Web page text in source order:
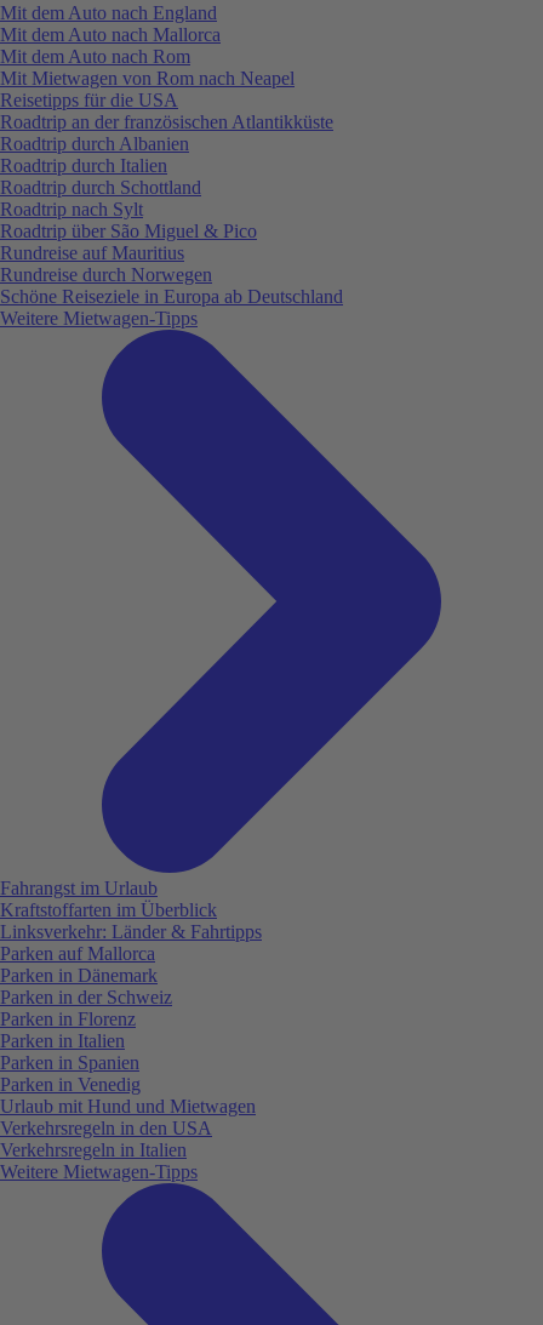
Mit dem Auto nach England
Mit dem Auto nach Mallorca
Mit dem Auto nach Rom
Mit Mietwagen von Rom nach Neapel
Reisetipps für die USA
Roadtrip an der französischen Atlantikküste
Roadtrip durch Albanien
Roadtrip durch Italien
Roadtrip durch Schottland
Roadtrip nach Sylt
Roadtrip über São Miguel & Pico
Rundreise auf Mauritius
Rundreise durch Norwegen
Schöne Reiseziele in Europa ab Deutschland
Weitere Mietwagen-Tipps
Fahrangst im Urlaub
Kraftstoffarten im Überblick
Linksverkehr: Länder & Fahrtipps
Parken auf Mallorca
Parken in Dänemark
Parken in der Schweiz
Parken in Florenz
Parken in Italien
Parken in Spanien
Parken in Venedig
Urlaub mit Hund und Mietwagen
Verkehrsregeln in den USA
Verkehrsregeln in Italien
Weitere Mietwagen-Tipps